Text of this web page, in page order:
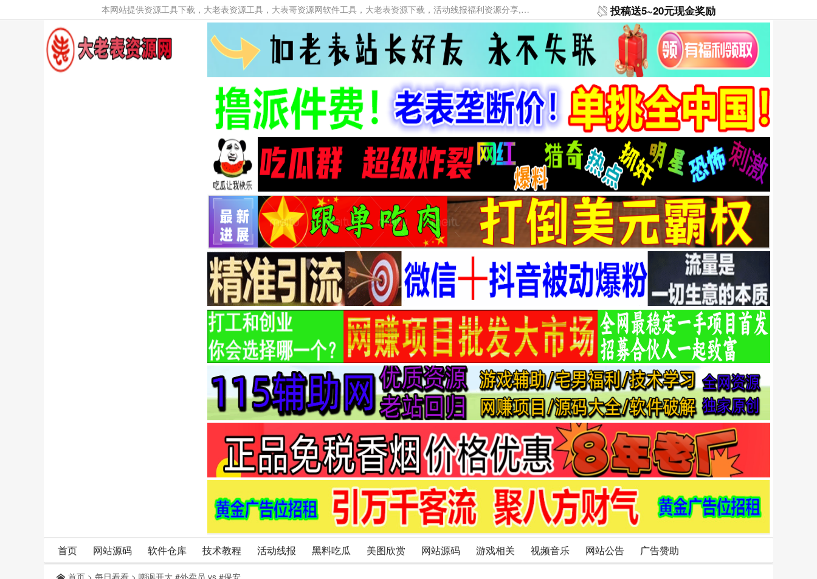
本网站提供资源工具下载，大老表资源工具，大表哥资源网软件工具，大老表资源下载，活动线报福利资源分享,活动线报，大型网游经典游戏，网络热门技术游戏辅助交流与分享。 投稿送5~20元现金奖励
首页 网站源码 软件仓库 技术教程 活动线报 黑料吃瓜 美图欣赏 网站源码 游戏相关 视频音乐 网站公告 广告赞助
首页 > 每日看看 > 嘲讽开大 #外卖员 vs #保安